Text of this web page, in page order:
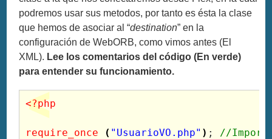
podremos usar sus metodos, por tanto es ésta la clase
que hemos de asociar al “destination” en la
configuración de WebORB, como vimos antes (El
XML). Lee los comentarios del código (En verde)
para entender su funcionamiento.
<?php
require_once ( "UsuarioVO.php" ) ; //